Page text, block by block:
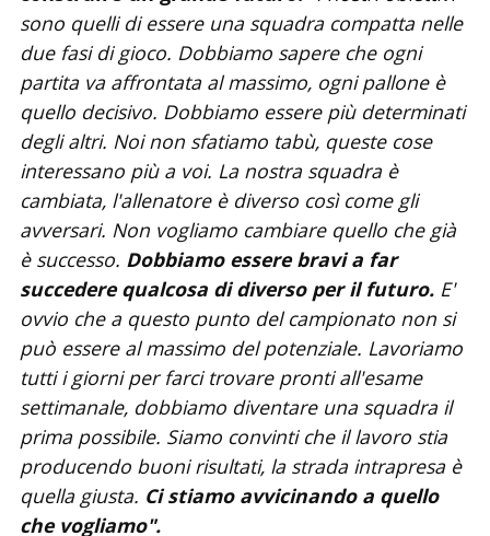
sono quelli di essere una squadra compatta nelle
due fasi di gioco. Dobbiamo sapere che ogni
partita va affrontata al massimo, ogni pallone è
quello decisivo. Dobbiamo essere più determinati
degli altri. Noi non sfatiamo tabù, queste cose
interessano più a voi. La nostra squadra è
cambiata, l'allenatore è diverso così come gli
avversari. Non vogliamo cambiare quello che già
è successo. Dobbiamo essere bravi a far
succedere qualcosa di diverso per il futuro. E'
ovvio che a questo punto del campionato non si
può essere al massimo del potenziale. Lavoriamo
tutti i giorni per farci trovare pronti all'esame
settimanale, dobbiamo diventare una squadra il
prima possibile. Siamo convinti che il lavoro stia
producendo buoni risultati, la strada intrapresa è
quella giusta. Ci stiamo avvicinando a quello
che vogliamo".